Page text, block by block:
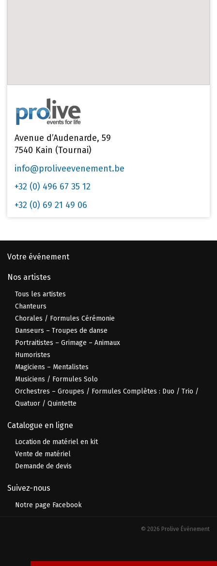
Avenue d’Audenarde, 59
7540 Kain (Tournai)
info@proliveevenement.be
+32 (0) 496 67 35 12
+32 (0) 69 21 49 06
Votre événement
Nos artistes
Tous les artistes
Chanteurs
Chorales / Formules Cérémonie
Danseurs – Troupes de danse
Portraitistes – Grimage – Animaux
Humoristes
Magiciens – Mentalistes
Musiciens / Formules Solo
Orchestres – Groupes / Formules Complètes : Duo / Trio /
Quatuor / Quintette
Catalogue en ligne
Location de matériel en kit
Vente de matériel
Demande de devis
Suivez-nous
Notre page Facebook
© 2026 Prolive Événement